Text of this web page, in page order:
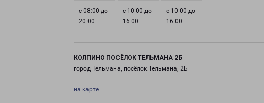
с 08:00 до
20:00
с 10:00 до
16:00
с 10:00 до
16:00
КОЛПИНО ПОСЁЛОК ТЕЛЬМАНА 2Б
город Тельмана, посёлок Тельмана, 2Б
на карте